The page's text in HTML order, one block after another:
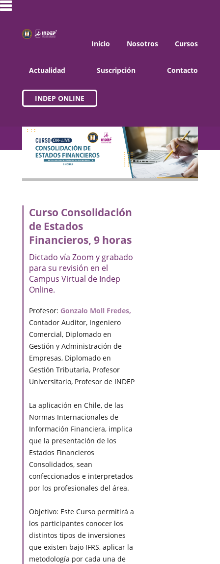
Inicio Nosotros Cursos
Actualidad Suscripción Contacto
INDEP ONLINE
Curso Consolidación
de Estados
Financieros, 9 horas
Dictado vía Zoom y grabado
para su revisión en el
Campus Virtual de Indep
Online.
Profesor: Gonzalo Moll Fredes,
Contador Auditor, Ingeniero
Comercial, Diplomado en
Gestión y Administración de
Empresas, Diplomado en
Gestión Tributaria, Profesor
Universitario, Profesor de INDEP
La aplicación en Chile, de las
Normas Internacionales de
Información Financiera, implica
que la presentación de los
Estados Financieros
Consolidados, sean
confeccionados e interpretados
por los profesionales del área.
Objetivo: Este Curso permitirá a
los participantes conocer los
distintos tipos de inversiones
que existen bajo IFRS, aplicar la
metodología por cada una de